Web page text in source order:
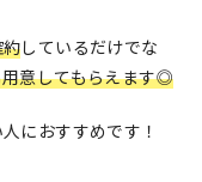
しているだけでな
意してもらえます◎
におすすめです！